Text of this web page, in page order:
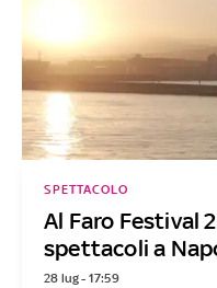
Al Faro Festival
spettacoli a
SPETTACOLO
28 lug - 17:59